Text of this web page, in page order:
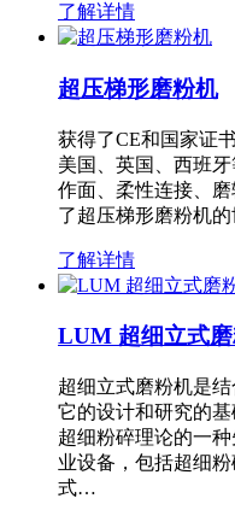
了解详情
超压梯形磨粉机
获得了CE和国家证
美国、英国、西班
作面、柔性连接、
了超压梯形磨粉机
了解详情
LUM 超细立式
超细立式磨粉机是
它的设计和研究的
超细粉碎理论的一
业设备，包括超细
式…